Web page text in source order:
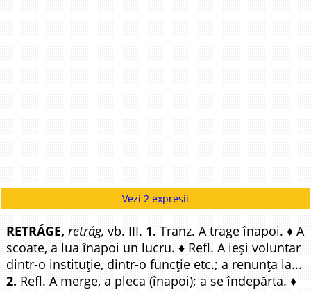
Vezi 2 expresii
RETRÁGE, retrág, vb. III. 1. Tranz. A trage înapoi. ♦ A
scoate, a lua înapoi un lucru. ♦ Refl. A ieși voluntar
dintr-o instituție, dintr-o funcție etc.; a renunța la...
2. Refl. A merge, a pleca (înapoi); a se îndepărta. ♦